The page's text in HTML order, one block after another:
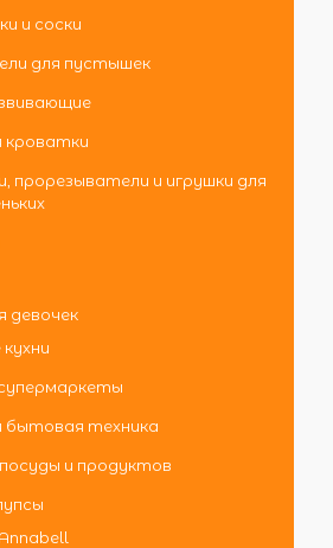
и соски
для пустышек
кроватки
прорезыватели и игрушки для
девочек
бытовая техника
и продуктов